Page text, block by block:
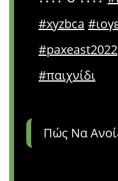
#xyzbca
#paxeast2022
#παιχνίδι
Πώς Να